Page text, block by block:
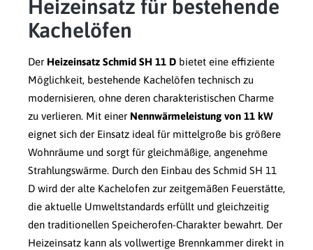
Heizeinsatz für bestehende
Kachelöfen
Der Heizeinsatz Schmid SH 11 D bietet eine effiziente
Möglichkeit, bestehende Kachelöfen technisch zu
modernisieren, ohne deren charakteristischen Charme
zu verlieren. Mit einer Nennwärmeleistung von 11 kW
eignet sich der Einsatz ideal für mittelgroße bis größere
Wohnräume und sorgt für gleichmäßige, angenehme
Strahlungswärme. Durch den Einbau des Schmid SH 11
D wird der alte Kachelofen zur zeitgemäßen Feuerstätte,
die aktuelle Umweltstandards erfüllt und gleichzeitig
den traditionellen Speicherofen-Charakter bewahrt. Der
Heizeinsatz kann als vollwertige Brennkammer direkt in